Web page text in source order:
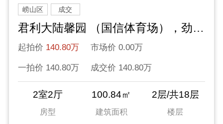
崂山区 成交
君利大陆馨园 （国信体育场），劲松八路77号，包交付
起拍价 140.80万 市场价 0.00万
一拍价 140.80万 成交价 140.80万
2室2厅
房型
100.84㎡
建筑面积
2层/共18层
楼层